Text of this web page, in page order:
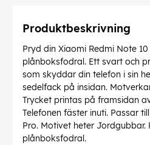
Produktbeskrivning
Pryd din Xiaomi Redmi Note
plånboksfodral. Ett svart och
som skyddar din telefon i sin
sedelfack på insidan.
Trycket printas på framsidan
Telefonen fäster inuti. Passar
Pro. Motivet heter
plånboksfodral.